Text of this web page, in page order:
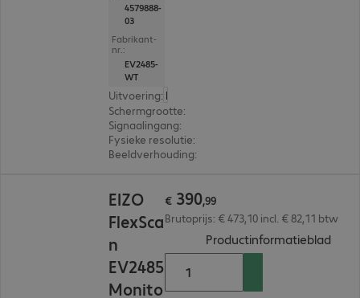
4579888-
03
Fabrikant-
nr.:
EV2485-
WT
Uitvoering: Europa
Schermgrootte:
Signaalingang:
Fysieke resolutie:
Beeldverhouding:
EIZO
FlexSca
n
EV2485
Monito
€ 390,99
Brutoprijs: € 473,10 incl. € 82,11 btw
Productinformatieblad